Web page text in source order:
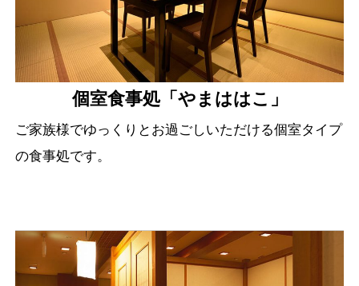
個室食事処「やまははこ」
ご家族様でゆっくりとお過ごしいただける個室タイプ
の食事処です。